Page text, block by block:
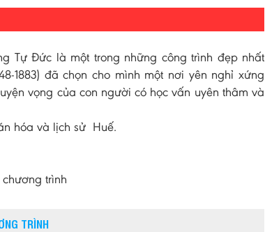
Tự Đức là một trong những công trình đẹp nhất
1883) đã chọn cho mình một nơi yên nghỉ xứng
vọng của con người có học vấn uyên thâm và
hóa và lịch sử Huế.
trình
TRÌNH